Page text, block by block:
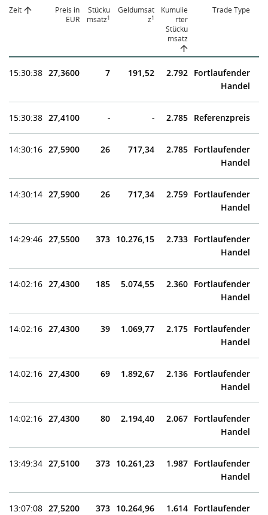
Zeit
Preis in
EUR
Stücku
msatz1
Geldumsat
z1
Kumulie
rter
Stücku
msatz
Trade Type
15:30:38 27,3600 7 191,52 2.792 Fortlaufender
Handel
15:30:38 27,4100 - - 2.785 Referenzpreis
14:30:16 27,5900 26 717,34 2.785 Fortlaufender
Handel
14:30:14 27,5900 26 717,34 2.759 Fortlaufender
Handel
14:29:46 27,5500 373 10.276,15 2.733 Fortlaufender
Handel
14:02:16 27,4300 185 5.074,55 2.360 Fortlaufender
Handel
14:02:16 27,4300 39 1.069,77 2.175 Fortlaufender
Handel
14:02:16 27,4300 69 1.892,67 2.136 Fortlaufender
Handel
14:02:16 27,4300 80 2.194,40 2.067 Fortlaufender
Handel
13:49:34 27,5100 373 10.261,23 1.987 Fortlaufender
Handel
13:07:08 27,5200 373 10.264,96 1.614 Fortlaufender